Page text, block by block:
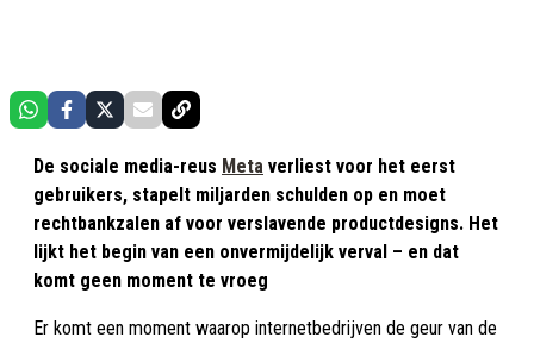
De sociale media-reus Meta verliest voor het eerst
gebruikers, stapelt miljarden schulden op en moet
rechtbankzalen af voor verslavende productdesigns. Het
lijkt het begin van een onvermijdelijk verval – en dat
komt geen moment te vroeg
Er komt een moment waarop internetbedrijven de geur van de